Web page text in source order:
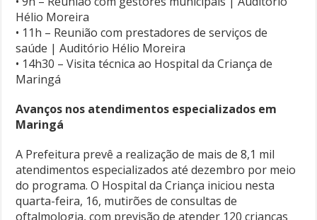
Hélio Moreira
• 11h – Reunião com prestadores de serviços de
saúde | Auditório Hélio Moreira
• 14h30 – Visita técnica ao Hospital da Criança de
Maringá
Avanços nos atendimentos especializados em
Maringá
A Prefeitura prevê a realização de mais de 8,1 mil
atendimentos especializados até dezembro por meio
do programa. O Hospital da Criança iniciou nesta
quarta-feira, 16, mutirões de consultas de
oftalmologia, com previsão de atender 120 crianças